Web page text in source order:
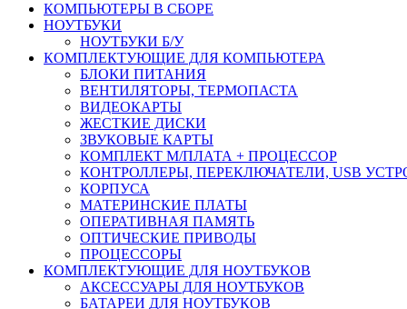
КОМПЬЮТЕРЫ В СБОРЕ
НОУТБУКИ
НОУТБУКИ Б/У
КОМПЛЕКТУЮЩИЕ ДЛЯ КОМПЬЮТЕРА
БЛОКИ ПИТАНИЯ
ВЕНТИЛЯТОРЫ, ТЕРМОПАСТА
ВИДЕОКАРТЫ
ЖЕСТКИЕ ДИСКИ
ЗВУКОВЫЕ КАРТЫ
КОМПЛЕКТ М/ПЛАТА + ПРОЦЕССОР
КОНТРОЛЛЕРЫ, ПЕРЕКЛЮЧАТЕЛИ, USB
КОРПУСА
МАТЕРИНСКИЕ ПЛАТЫ
ОПЕРАТИВНАЯ ПАМЯТЬ
ОПТИЧЕСКИЕ ПРИВОДЫ
ПРОЦЕССОРЫ
КОМПЛЕКТУЮЩИЕ ДЛЯ НОУТБУКОВ
АКСЕССУАРЫ ДЛЯ НОУТБУКОВ
БАТАРЕИ ДЛЯ НОУТБУКОВ